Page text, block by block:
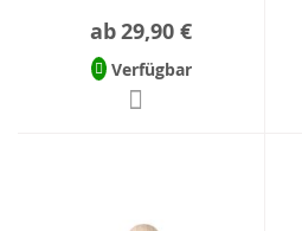
ab29,90 €
Verfügbar